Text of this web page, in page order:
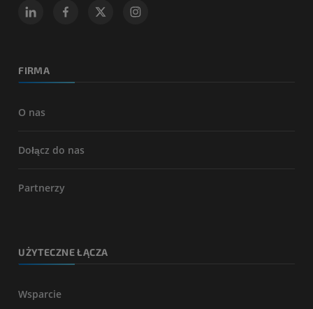
FIRMA
O nas
Dołącz do nas
Partnerzy
UŻYTECZNE ŁĄCZA
Wsparcie